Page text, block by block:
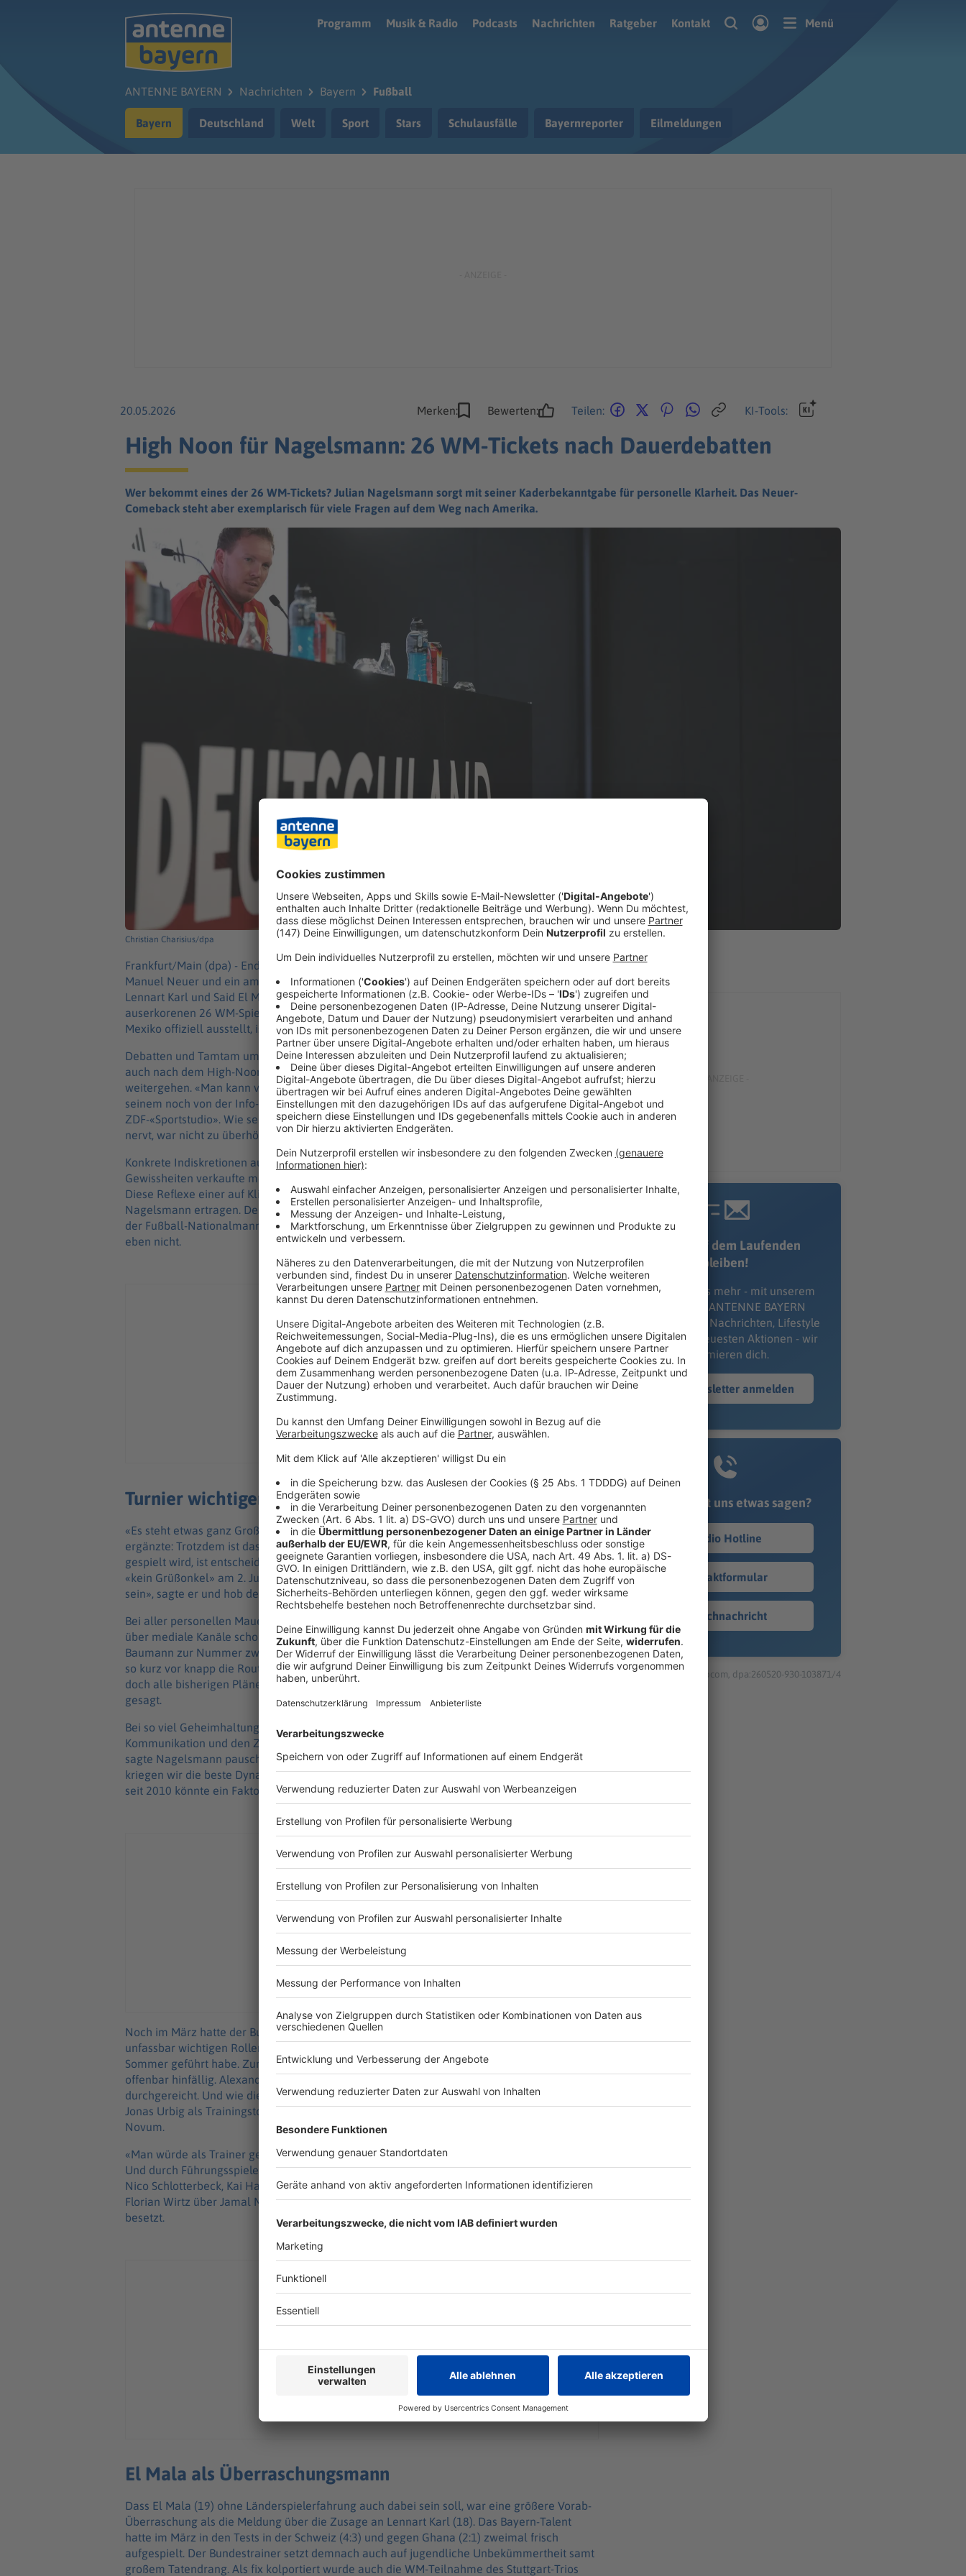
Programm
Musik & Radio Podcasts Nachrichten Ratgeber Kontakt Menü
ANTENNE BAYERN Nachrichten Bayern Fußball
Bayern Deutschland Welt Sport Stars Schulausfälle Bayernreporter Eilmeldungen
20.05.2026 Merken: Bewerten: Teilen: KI-Tools:
High Noon für Nagelsmann: 26 WM-Tickets nach Dauerdebatten
Wer bekommt eines der 26 WM-Tickets? Julian Nagelsmann sorgt mit seiner Kaderbekanntgabe für personelle Klarheit. Das Neuer-
Comeback steht aber exemplarisch für viele Fragen auf dem Weg nach Amerika.
Christian Charisius/dpa
Frankfurt/Main (dpa) - Endlich Klarheit um das spektakuläre Comeback von Rekordtorwart
Manuel Neuer und ein amerikanischer Traum für die nicht einmal halb so alten Teenager
Lennart Karl und Said El Mala: Wenn Julian Nagelsmann am Donnerstag (13.00 Uhr) seinen
auserkorenen 26 WM-Spielern die Tickets für das XXL-Turnier in den USA, Kanada und
Mexiko offiziell ausstellt, ist die Zeit der Spekulationen vorbei.
Debatten und Tamtam um die Personalauswahl des Bundestrainers werden aber sicher
auch nach dem High-Noon-Termin in der Futsal-Halle des Frankfurter DFB-Campus
weitergehen. «Man kann viel diskutieren, wer alles mit muss», sagte Nagelsmann bei
seinem noch von der Info-Blockade zum Neuer-Thema dominierten Auftritt im
ZDF-«Sportstudio». Wie sehr den 38-Jährigen der Wirbel kurz vor der Kaderbekanntgabe
nervt, war nicht zu überhören.
Konkrete Indiskretionen aus Berater- oder Clubkreisen oder einfach als personelle
Gewissheiten verkaufte mediale Vermutungen sind fester Bestandteil dieser Zeitspanne.
Diese Reflexe einer auf Klicks und Sensationen fokussierten Branche muss auch
Nagelsmann ertragen. Denn jetzt will jeder wissen, auf wen er beim Projekt Titelsehnsucht
der Fußball-Nationalmannschaft in den USA vom 11. Juni bis 19. Juli setzt - und auf wen
eben nicht.
Turnier wichtiger als Nominierung
«Es steht etwas ganz Großes am Donnerstag an», sagte der Bundestrainer selbst. Und
ergänzte: Trotzdem ist das Turnier viel wichtiger. Denn: Nicht wer spielt, sondern wie
gespielt wird, ist entscheidend, betonte Nagelsmann. Es werde sicherlich «kein Clown» und
«kein Grüßonkel» am 2. Juni im Flieger nach Chicago sitzen. «Wir müssen als Team besser
sein», sagte er und hob den Faktor Mannschaftsgeist nochmals hervor.
Bei aller personellen Mauertaktik des Bundestrainers sind viele Entscheidungen zumindest
über mediale Kanäle schon publik. Das Neuer-Comeback - samt Degradierung von Oliver
Baumann zur Nummer zwei - muss nur noch bestätigt werden. Und begründet. Denn warum
so kurz vor knapp die Routine des 40-Jährigen zwei Jahre nach seinem DFB-Rücktritt jetzt
doch alle bisherigen Pläne zur Makulatur machen, hat Nagelsmann eben noch nicht
gesagt.
Bei so viel Geheimhaltung rätseln Experten wie Fans seit Tagen über die interne
Kommunikation und den Zeitstrahl der Reaktivierung. «Es ist ein sehr komplexes Thema»,
sagte Nagelsmann pauschal zu seinem Kader-Findungsprozess. Die Frage für ihn: «Wie
kriegen wir die beste Dynamik hin?» Neuers Strahlkraft bei seinem dann fünften WM-Turnier
seit 2010 könnte ein Faktor sein.
Noch im März hatte der Bundestrainer unmissverständlich postuliert, dass er seine
unfassbar wichtigen Rollengespräche nicht für Aufgaben im Frühjahr, sondern für den
Sommer geführt habe. Zumindest das, was für Baumann als damalige Nummer eins galt, ist
offenbar hinfällig. Alexander Nübel wird wohl in der Hierarchie auf den dritten Platz
durchgereicht. Und wie die «Bild»-Zeitung und Sky berichten, soll Neuers Bayern-Backup
Jonas Urbig als Trainingstorhüter nominiert werden. Vier Torhüter. Das wäre ein WM-
Novum.
«Man würde als Trainer gerne 50 Spieler mitnehmen», sagte Nagelsmann. 26 dürfen es sein.
Und durch Führungsspieler-Garantien für Profis wie beispielsweise Kapitän Joshua Kimmich,
Nico Schlotterbeck, Kai Havertz oder David Raum und den fixen Leistungsträgern von
Florian Wirtz über Jamal Musiala bis Aleksandar Pavlovic sind viele Plätze ohnehin schon
besetzt.
El Mala als Überraschungsmann
Dass El Mala (19) ohne Länderspielerfahrung auch dabei sein soll, war eine größere Vorab-
Überraschung als die Meldung über die Zusage an Lennart Karl (18). Das Bayern-Talent
hatte im März in den Tests in der Schweiz (4:3) und gegen Ghana (2:1) zweimal frisch
aufgespielt. Der Bundestrainer setzt demnach auch auf jugendliche Unbekümmertheit samt
großem Tatendrang. Als fix kolportiert wurde auch die WM-Teilnahme des Stuttgart-Trios
Immer auf dem Laufenden
bleiben!
Verpass' nichts mehr - mit unserem
kostenlosen ANTENNE BAYERN
Newsletter. Ob Nachrichten, Lifestyle
oder unsere neuesten Aktionen - wir
informieren dich.
Zum Newsletter anmelden
Du möchtest uns etwas sagen?
Studio Hotline
Kontaktformular
Sprachnachricht
© dpa-infocom, dpa:260520-930-103871/4